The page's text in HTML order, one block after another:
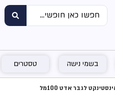
בשמי נישה טסטרים
לגבר אדט 100מל